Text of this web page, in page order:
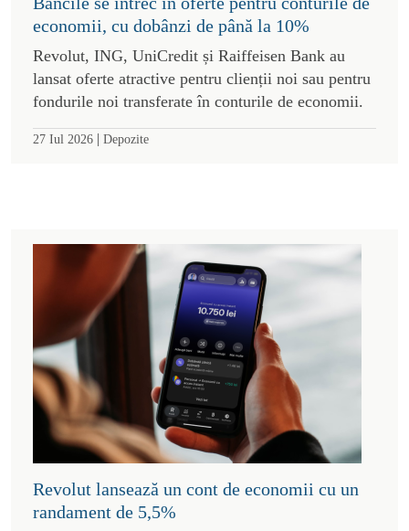
economii, cu dobânzi de până la 10%
Revolut, ING, UniCredit și Raiffeisen Bank au
lansat oferte atractive pentru clienții noi sau pentru
fondurile noi transferate în conturile de economii.
27 Iul 2026 | Depozite
Revolut lansează un cont de economii cu un
randament de 5,5%